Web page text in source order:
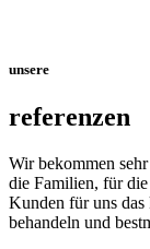
unsere
referenzen
Wir bekommen
die Familien, für
Kunden für uns
behandeln und